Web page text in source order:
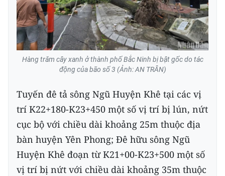
Hàng trăm cây xanh ở thành phố Bắc Ninh bị bật gốc do tác
động của bão số 3 (Ảnh: AN TRÂN)
Tuyến đê tả sông Ngũ Huyện Khê tại các vị
trí K22+180-K23+450 một số vị trí bị lún, nứt
cục bộ với chiều dài khoảng 25m thuộc địa
bàn huyện Yên Phong; Đê hữu sông Ngũ
Huyện Khê đoạn từ K21+00-K23+500 một số
vị trí bị nứt với chiều dài khoảng 35m thuộc